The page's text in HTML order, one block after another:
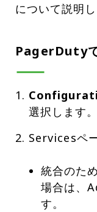
について説明し
PagerDuty
選択します。
統合のた
場合は、
す。